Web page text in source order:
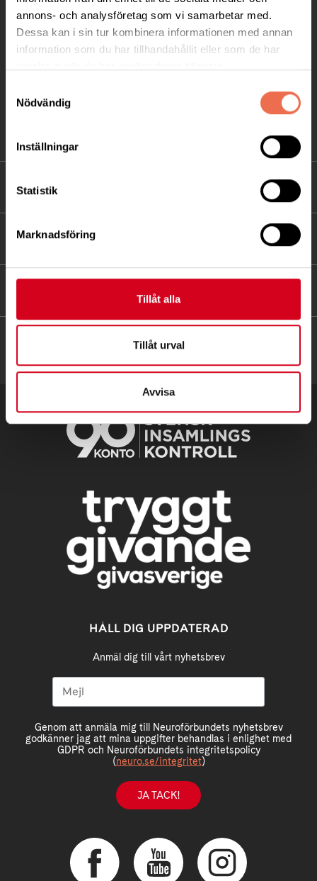
annons- och analysföretag som vi samarbetar med.
Dessa kan i sin tur kombinera informationen med annan
information som du har tillhandahållit eller som de har
Nödvändig
Inställningar
Statistik
Marknadsföring
Tillåt alla
Tillåt urval
Avvisa
171 04 Solna
info@neuro.se
PG 90 10 07-5 | BG 901-0075 | Swishgåva 90 100
FÖRDJUPNING
FÖR MEDLEMMAR
HÅLL DIG UPPDATERAD
Anmäl dig till vårt nyhetsbrev
Genom att anmäla mig till Neuroförbundets nyhetsbrev
godkänner jag att mina uppgifter behandlas i enlighet med
GDPR och Neuroförbundets integritetspolicy
(neuro.se/integritet)
JA TACK!